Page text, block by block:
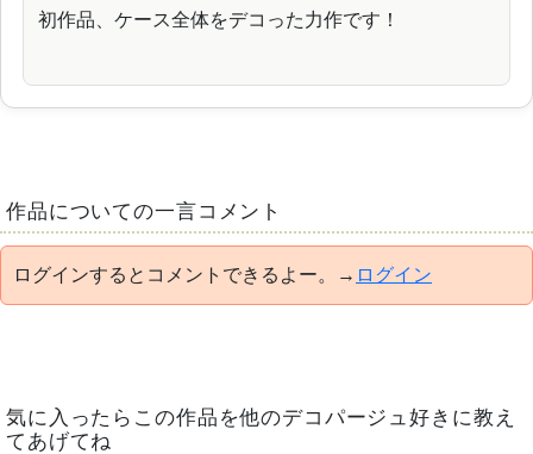
初作品、ケース全体をデコった力作です！
作品についての一言コメント
ログインするとコメントできるよー。→ ログイン
気に入ったらこの作品を他のデコパージュ好きに教え
てあげてね